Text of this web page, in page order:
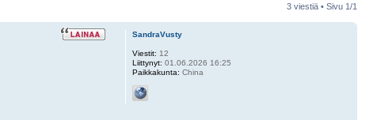
3 viestiä • Sivu 1/1
SandraVusty
Viestit: 12
Liittynyt: 01.06.2026 16:25
Paikkakunta: China